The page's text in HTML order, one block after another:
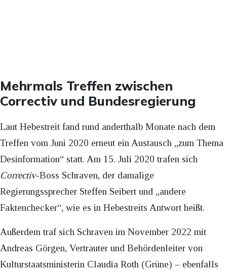
Mehrmals Treffen zwischen
Correctiv und Bundesregierung
Laut Hebestreit fand rund anderthalb Monate nach dem
Treffen vom Juni 2020 erneut ein Austausch „zum Thema
Desinformation“ statt. Am 15. Juli 2020 trafen sich
Correctiv-Boss Schraven, der damalige
Regierungssprecher Steffen Seibert und „andere
Faktenchecker“, wie es in Hebestreits Antwort heißt.
Außerdem traf sich Schraven im November 2022 mit
Andreas Görgen, Vertrauter und Behördenleiter von
Kulturstaatsministerin Claudia Roth (Grüne) – ebenfalls